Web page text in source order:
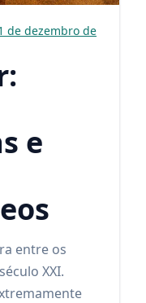
de dezembro de
e
entre os
XXI.